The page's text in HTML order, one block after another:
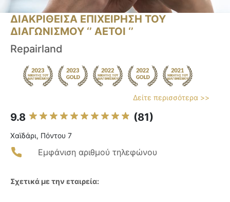
ΔΙΑΚΡΙΘΕΙΣΑ ΕΠΙΧΕΙΡΗΣΗ ΤΟΥ
ΔΙΑΓΩΝΙΣΜΟΥ ‘’ ΑΕΤΟΙ ‘’
Repairland
Δείτε περισσότερα >>
9.8 (81)
Χαϊδάρι, Πόντου 7
Εμφάνιση αριθμού τηλεφώνου
Σχετικά με την εταιρεία: